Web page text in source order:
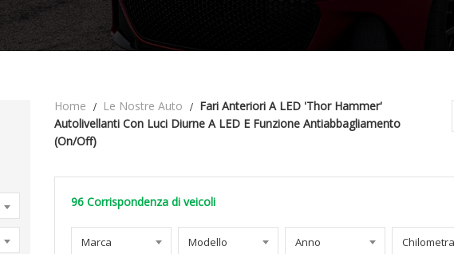
Home Le Nostre Auto
Fari Anteriori A LED 'Thor Hammer'
Autolivellanti Con Luci Diurne A LED E Funzione Antiabbagliamento
(On/Off)
96 Corrispondenza di veicoli
Marca Modello Anno